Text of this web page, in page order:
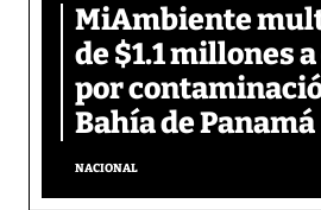
MiAmbiente
de $1.1 millones
por
Bahía de Panamá
NACIONAL